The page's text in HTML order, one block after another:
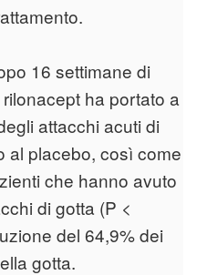
16 settimane di
ha portato a
attacchi acuti di
al placebo, così come
che hanno avuto
di gotta (P <
del 64,9% dei
gotta.